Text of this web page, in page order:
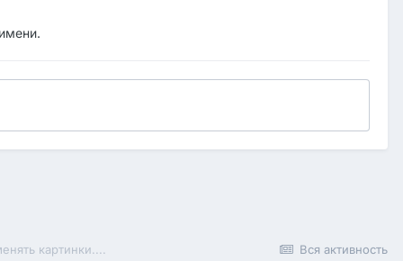
Вся активность
картинки....